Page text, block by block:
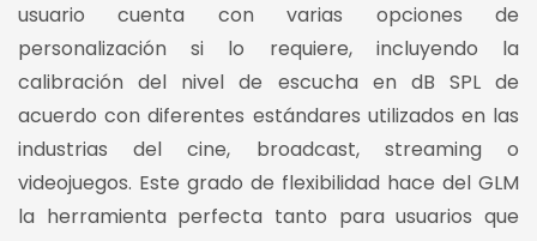
usuario cuenta con varias opciones de
personalización si lo requiere, incluyendo la
calibración del nivel de escucha en dB SPL de
acuerdo con diferentes estándares utilizados en las
industrias del cine, broadcast, streaming o
videojuegos. Este grado de flexibilidad hace del GLM
la herramienta perfecta tanto para usuarios que